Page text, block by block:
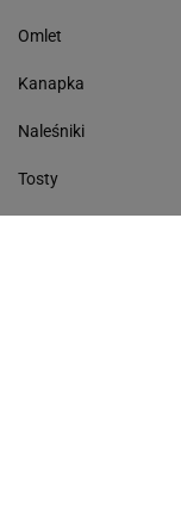
Omlet
Kanapka
Naleśniki
Tosty